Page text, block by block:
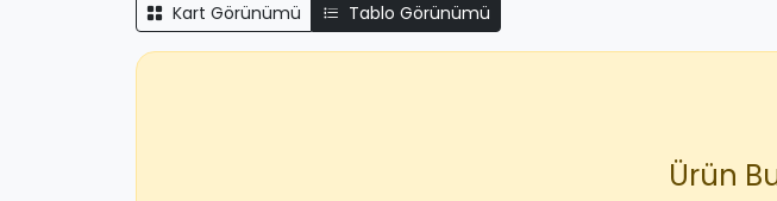
Kart Görünümü Tablo Görünümü
Ürün